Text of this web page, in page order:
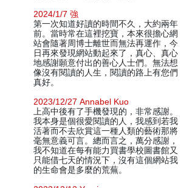
2024/1/7 強
第一次知道好讀的時間不久，大約兩年
前。當時常在這裡挖寶，本來很擔心網
站會隨著周博士離世而無法再運作，今
日再來發現網站動起來了，真心、真心
地感謝願意付出的善心人士們。無法想
像沒有閱讀的人生，閱讀的路上有您們
真好。
2023/12/27 Annabel Kuo
上高中後有了手機發現的，非常感謝。
我本身是個很愛閱讀的人，我感到若我
活著而不去欣賞這一種人類的藝術那將
毫無意義可言。總而言之，萬分感謝，
我不知道在每有能力買書學校圖書館又
只能借七天的情況下，沒有這個網站我
的生命會是多麼的荒蕪。